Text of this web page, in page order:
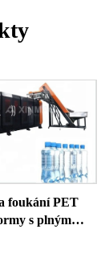
foukání PET
s plným